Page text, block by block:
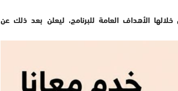
الأهداف العامة للبرنامج، ليعلن بعد ذلك عن